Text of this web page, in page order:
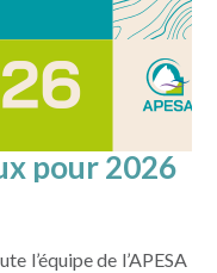
pour 2026
l’équipe de l’APESA